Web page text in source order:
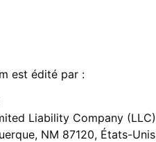
est édité par :
Liability Company (LLC)
NM 87120, États-Unis